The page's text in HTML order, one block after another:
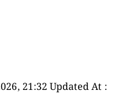
21:32 Updated At :